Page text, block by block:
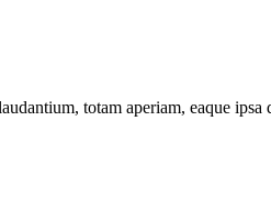
totam aperiam, eaque